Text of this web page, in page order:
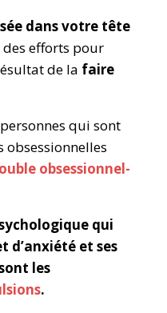
dans votre tête
efforts pour
de la faire
qui sont
obsessionnelles
obsessionnel-
qui
d’anxiété et ses
les
.